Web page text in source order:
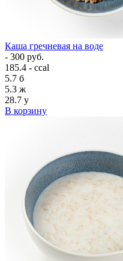
Каша гречневая на воде
- 300 руб.
185.4 - ccal
5.7 б
5.3 ж
28.7 у
В корзину